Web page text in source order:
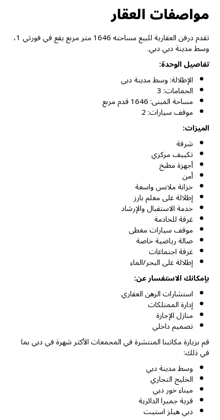
مواصفات العقار
تقدم درفن العقارية للبيع مساحته 1646 متر مربع يقع في فورتي 1،
وسط مدينة دبي دبي.
تفاصيل الوحدة:
الإطلالة: وسط مدينة دبي
الحمامات: 3
مساحة المبنى: 1646 قدم مربع
موقف سيارات: 2
الميزات:
شرفة
تكييف مركزي
أجهزة مطبخ
أمن
خزانة ملابس واسعة
إطلالة على معلم بارز
خدمة الاستقبال والإرشاد
غرفة للخادمة
موقف سيارات مغطى
صالة رياضية خاصة
غرفة اجتماعات
إطلالة على البحر/الماء
بإمكانك الاستفسار عن:
استشارات الرهن العقاري
إدارة الممتلكات
منازل الإجازة
تصميم داخلي
قم بزيارة مكاتبنا المنتشرة في المجمعات الأكثر شهرة في دبي بما
في ذلك:
وسط مدينة دبي
الخليج التجاري
ميناء خور دبي
قرية جميرا الدائرية
دبي هيلز استيت